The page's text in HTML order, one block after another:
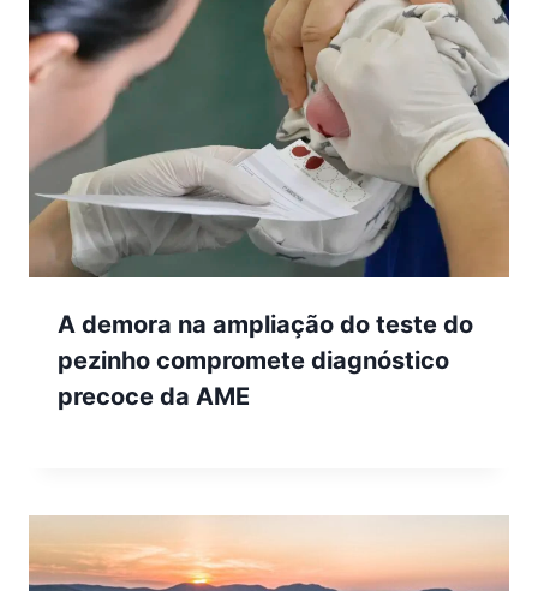
A demora na ampliação do teste do
pezinho compromete diagnóstico
precoce da AME